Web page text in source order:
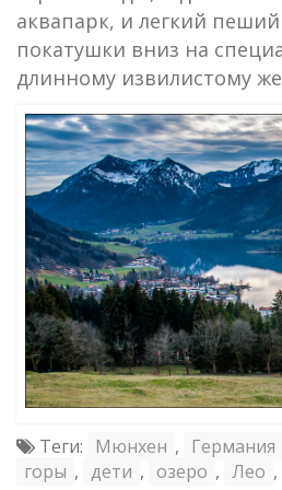
аквапарк, и легкий
покатушки вниз на
длинному извилистому
Теги: Мюнхен , Германия
горы , дети , озеро , Лео ,